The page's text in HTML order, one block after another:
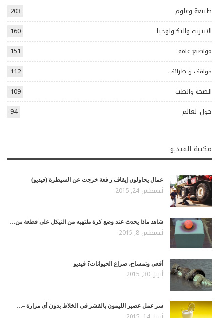
طبيعة وعلوم
203
الانترنت والتكنولوجيا
160
مواضيع عامة
151
مواقف و طرائف
112
الصحة والطب
109
حول العالم
94
مكتبة الفيديو
عمال يحاولون إيقاف رافعة خرجت عن السيطرة (فيديو)
أغسطس 24, 2015
شاهد ماذا يحدث عند وضع كرة ملتهبه من النيكل على قطعة من…
أغسطس 8, 2015
أفعى وتمساح، صراع الحيوانات؟ فيديو
أبريل 30, 2015
سر عمل عصير الليمون بالقشر فى الخلاط بدون أى مرارة –…